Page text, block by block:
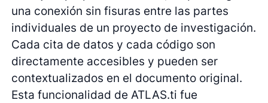
una conexión sin fisuras entre las partes
individuales de un proyecto de investigación.
Cada cita de datos y cada código son
directamente accesibles y pueden ser
contextualizados en el documento original.
Esta funcionalidad de ATLAS.ti fue